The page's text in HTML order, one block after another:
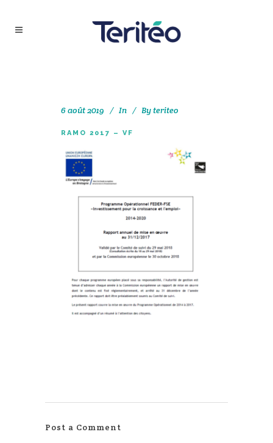
6 août 2019 In Byteriteo
RAMO 2017 – VF
Post a Comment